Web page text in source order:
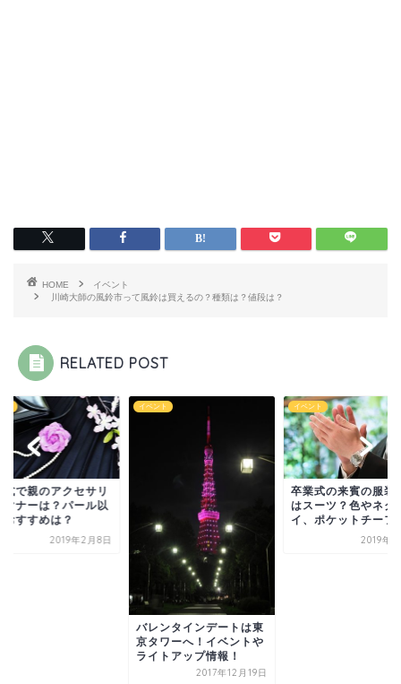
HOME
イベント
川崎大師の風鈴市って風鈴は買えるの？種類は？値段は？
RELATED POST
式で親のアクセサリ
マナーは？パール以
おすすめは？
2019年2月8日
イベント
バレンタインデートは東
京タワーへ！イベントや
ライトアップ情報！
2017年12月19日
イベント
卒業式の来賓の服装
はスーツ？色やネク
イ、ポケットチーフ
2019年3